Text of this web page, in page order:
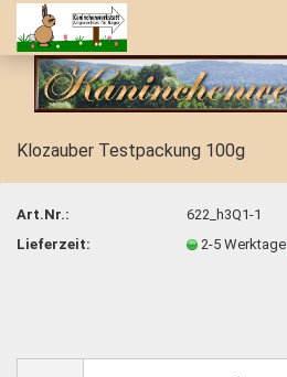
Klozauber Testpackung 100g
Art.Nr.:
622_h3Q1-1
Lieferzeit:
2-5 Werktage